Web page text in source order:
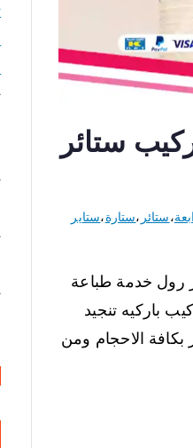
66330441 فني تركيب ستائر
،ستائر ،ستارة،ستاير
رول خدمة طباعة
باركيه تنجيد
الاحجام ومن